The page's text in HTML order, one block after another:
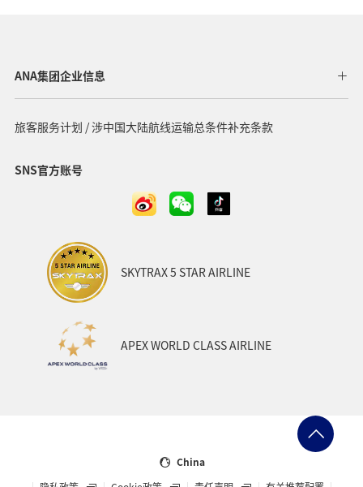
ANA集团企业信息
旅客服务计划 / 涉中国大陆航线运输总条件补充条款
SNS官方账号
SKYTRAX 5 STAR AIRLINE
APEX WORLD CLASS AIRLINE
China